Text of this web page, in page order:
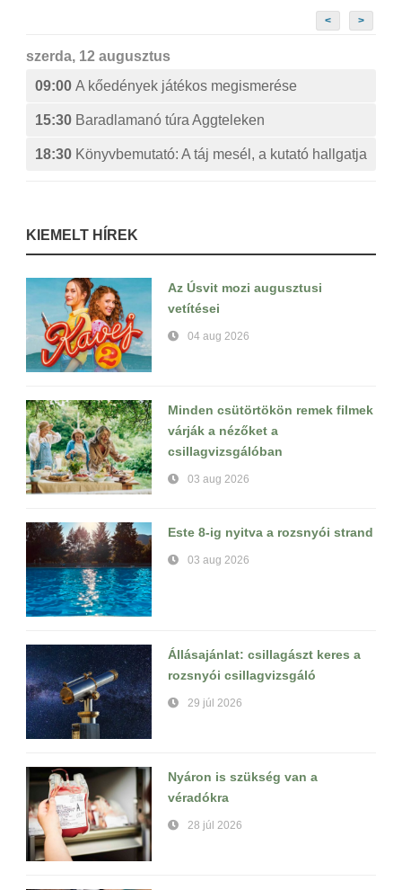
< >
szerda, 12 augusztus
09:00 A kőedények játékos megismerése
15:30 Baradlamanó túra Aggteleken
18:30 Könyvbemutató: A táj mesél, a kutató hallgatja
KIEMELT HÍREK
Az Úsvit mozi augusztusi
vetítései
04 aug 2026
Minden csütörtökön remek filmek
várják a nézőket a
csillagvizsgálóban
03 aug 2026
Este 8-ig nyitva a rozsnyói strand
03 aug 2026
Állásajánlat: csillagászt keres a
rozsnyói csillagvizsgáló
29 júl 2026
Nyáron is szükség van a
véradókra
28 júl 2026